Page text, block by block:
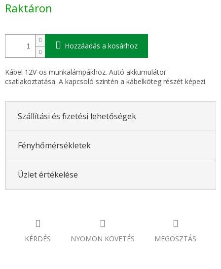
Raktáron
Hozzáadás a kosárhoz
Kábel 12V-os munkalámpákhoz. Autó akkumulátor
csatlakoztatása. A kapcsoló szintén a kábelköteg részét képezi.
Szállítási és fizetési lehetőségek
Fényhőmérsékletek
Üzlet értékelése
KÉRDÉS NYOMON KÖVETÉS MEGOSZTÁS